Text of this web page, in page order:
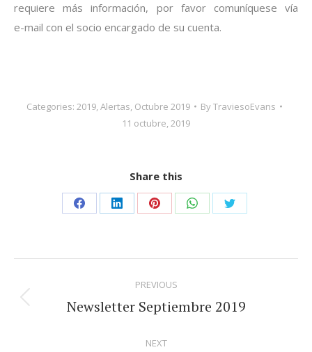
requiere más información, por favor comuníquese vía
e-mail con el socio encargado de su cuenta.
Categories: 2019,Alertas, Octubre 2019 ByTraviesoEvans
11 octubre, 2019
Share this
Share
Facebook
Share
LinkedIn
Share
Pinterest
Share
WhatsApp
Share
Twitter
navigation
PREVIOUS
Previous
Newsletter Septiembre 2019
NEXT